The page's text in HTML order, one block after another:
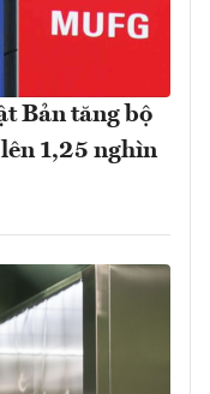
Bản tăng bộ
1,25 nghìn